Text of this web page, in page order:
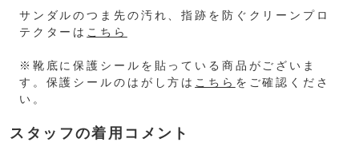
サンダルのつま先の汚れ、指跡を防ぐクリーンプロ
テクターは こちら
※靴底に保護シールを貼っている商品がございま
す。保護シールのはがし方は こちら をご確認くださ
い。
スタッフの着用コメント